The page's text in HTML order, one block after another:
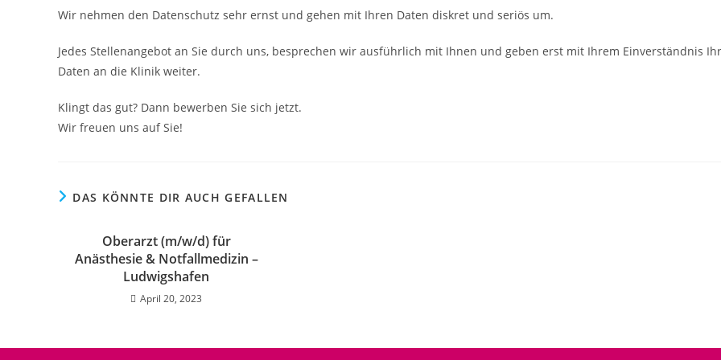
Wir nehmen den Datenschutz sehr ernst und gehen mit Ihren Daten diskret und seriös um.
Jedes Stellenangebot an Sie durch uns, besprechen wir ausführlich mit Ihnen und geben erst mit Ihrem Einverständnis
Daten an die Klinik weiter.
Klingt das gut? Dann bewerben Sie sich jetzt.
Wir freuen uns auf Sie!
DAS KÖNNTE DIR AUCH GEFALLEN
Oberarzt (m/w/d) für
Anästhesie & Notfallmedizin –
Ludwigshafen
April 20, 2023